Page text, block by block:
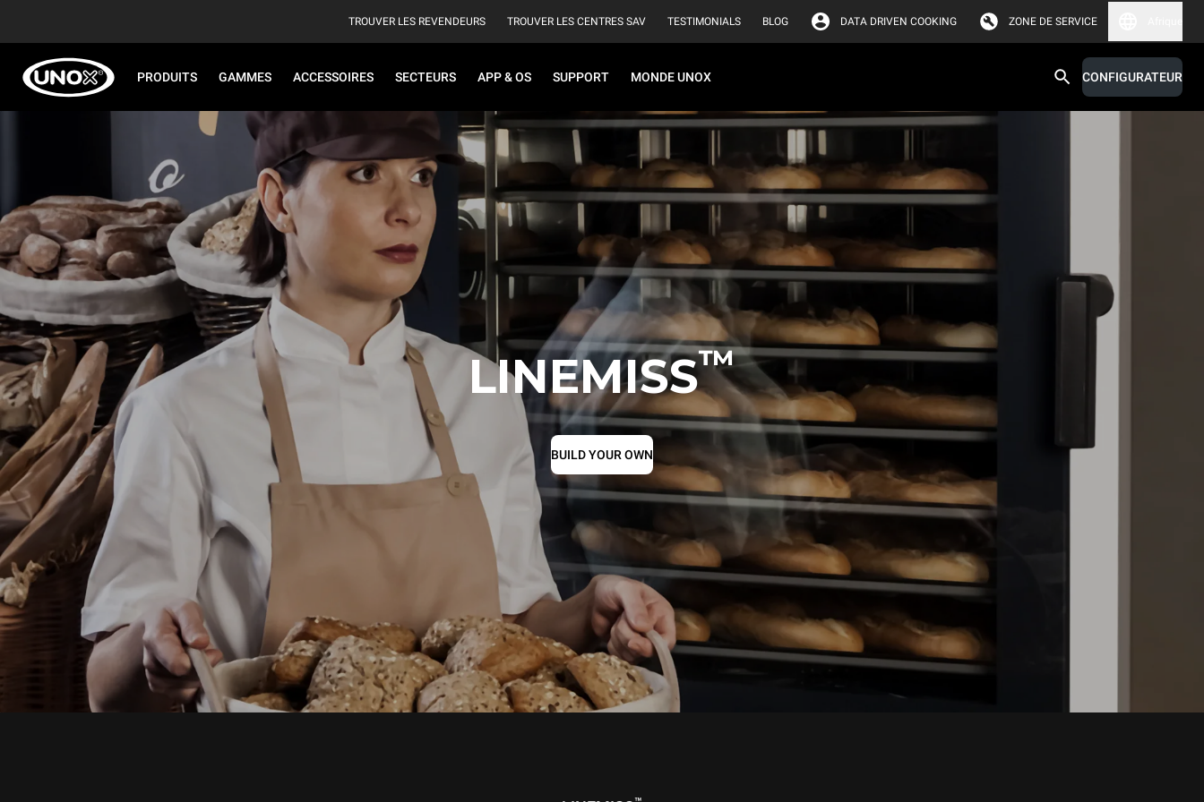
TROUVER LES REVENDEURS TROUVER LES CENTRES SAV TESTIMONIALS BLOG DATA DRIVEN COOKING ZONE DE SERVICE
PRODUITS GAMMES ACCESSOIRES SECTEURS APP & OS SUPPORT MONDE UNOX CONFIGURATEUR
LINEMISS™
BUILD YOUR OWN